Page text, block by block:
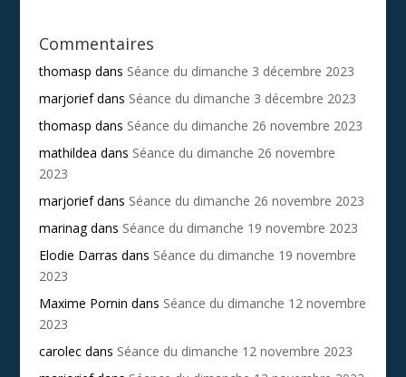
Commentaires
thomasp dans Séance du dimanche 3 décembre 2023
marjoriefdans Séance du dimanche 3 décembre 2023
thomasp dans Séance du dimanche 26 novembre 2023
mathildea dans Séance du dimanche 26 novembre
2023
marjoriefdans Séance du dimanche 26 novembre 2023
marinagdans Séance du dimanche 19 novembre 2023
Elodie Darras dans Séance du dimanche 19 novembre
2023
Maxime Pornin dans Séance du dimanche 12 novembre
2023
carolecdans Séance du dimanche 12 novembre 2023